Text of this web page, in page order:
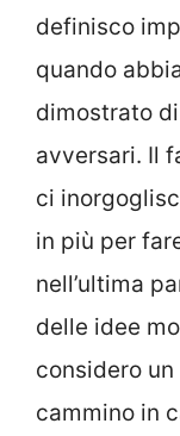
definisco
quando
dimostrato
avversari. Il
ci
in più per
nell’ultima
delle idee
considero
cammino in